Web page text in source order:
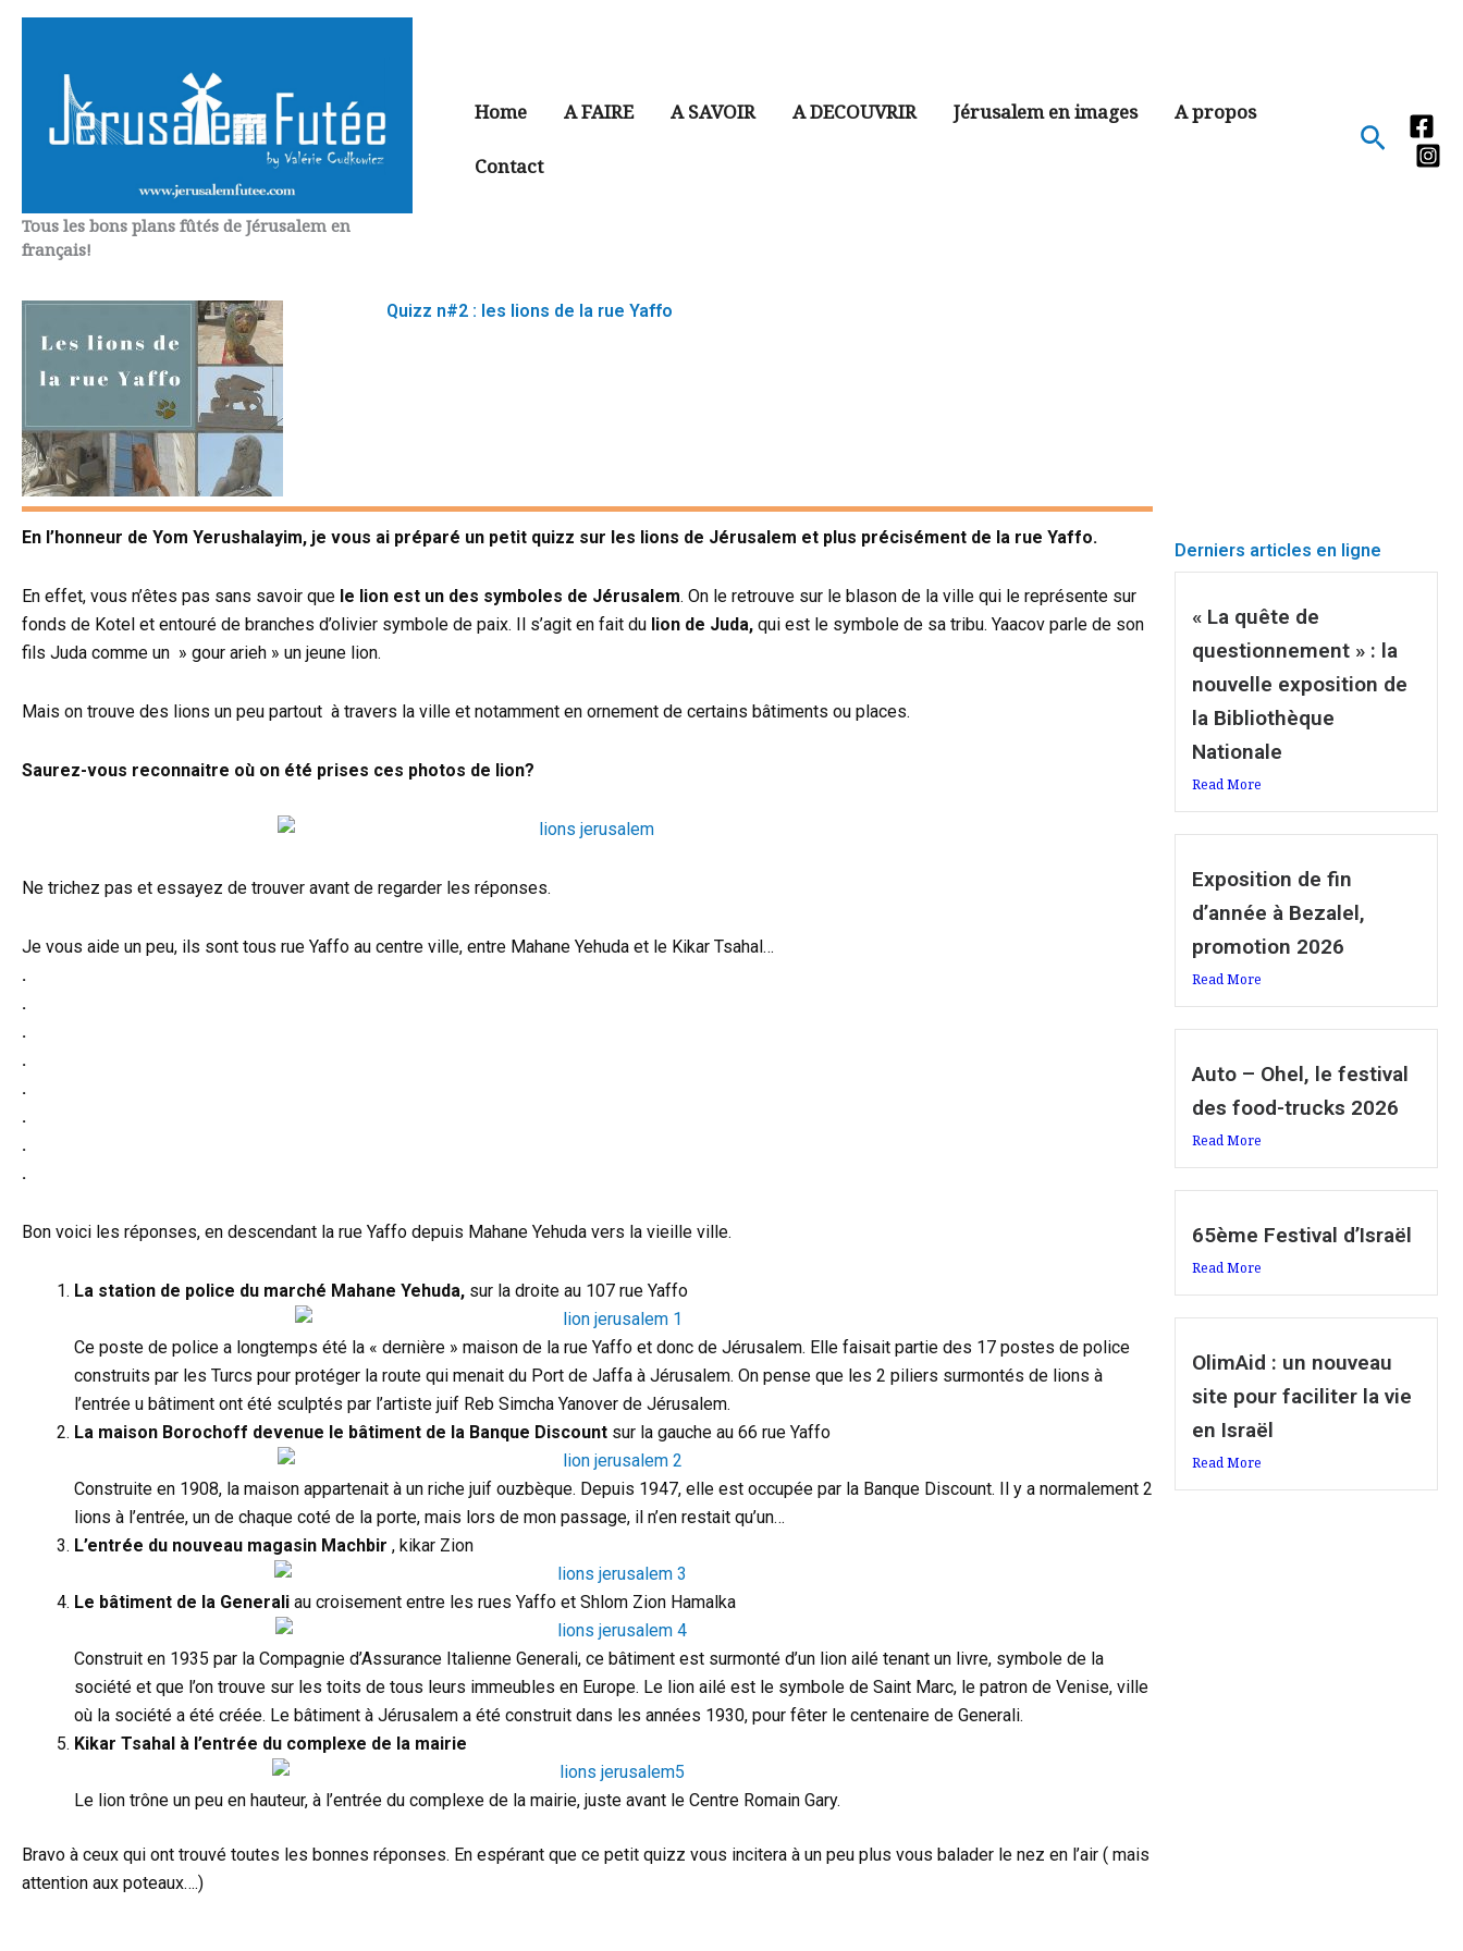
Aller
contenu
Tous les bons plans fûtés de Jérusalem en
français!
Home A FAIRE A SAVOIR A DECOUVRIR Jérusalem en images A propos
Contact
Quizz n#2 : les lions de la rue Yaffo
En l’honneur de Yom Yerushalayim, je vous ai préparé un petit quizz sur les lions de Jérusalem et plus précisément de la rue Yaffo.
En effet, vous n’êtes pas sans savoir que le lion est un des symboles de Jérusalem. On le retrouve sur le blason de la ville qui le représente sur
fonds de Kotel et entouré de branches d’olivier symbole de paix. Il s’agit en fait du lion de Juda, qui est le symbole de sa tribu. Yaacov parle de son
fils Juda comme un » gour arieh » un jeune lion.
Mais on trouve des lions un peu partout à travers la ville et notamment en ornement de certains bâtiments ou places.
Saurez-vous reconnaitre où on été prises ces photos de lion?
Ne trichez pas et essayez de trouver avant de regarder les réponses.
Je vous aide un peu, ils sont tous rue Yaffo au centre ville, entre Mahane Yehuda et le Kikar Tsahal…
.
.
.
.
.
.
.
.
Bon voici les réponses, en descendant la rue Yaffo depuis Mahane Yehuda vers la vieille ville.
La station de police du marché Mahane Yehuda, sur la droite au 107 rue Yaffo
Ce poste de police a longtemps été la « dernière » maison de la rue Yaffo et donc de Jérusalem. Elle faisait partie des 17 postes de police
construits par les Turcs pour protéger la route qui menait du Port de Jaffa à Jérusalem. On pense que les 2 piliers surmontés de lions à
l’entrée u bâtiment ont été sculptés par l’artiste juif Reb Simcha Yanover de Jérusalem.
La maison Borochoff devenue le bâtiment de la Banque Discount sur la gauche au 66 rue Yaffo
Construite en 1908, la maison appartenait à un riche juif ouzbèque. Depuis 1947, elle est occupée par la Banque Discount. Il y a normalement 2
lions à l’entrée, un de chaque coté de la porte, mais lors de mon passage, il n’en restait qu’un…
L’entrée du nouveau magasin Machbir , kikar Zion
Le bâtiment de la Generali au croisement entre les rues Yaffo et Shlom Zion Hamalka
Construit en 1935 par la Compagnie d’Assurance Italienne Generali, ce bâtiment est surmonté d’un lion ailé tenant un livre, symbole de la
société et que l’on trouve sur les toits de tous leurs immeubles en Europe. Le lion ailé est le symbole de Saint Marc, le patron de Venise, ville
où la société a été créée. Le bâtiment à Jérusalem a été construit dans les années 1930, pour fêter le centenaire de Generali.
Kikar Tsahal à l’entrée du complexe de la mairie
Le lion trône un peu en hauteur, à l’entrée du complexe de la mairie, juste avant le Centre Romain Gary.
Bravo à ceux qui ont trouvé toutes les bonnes réponses. En espérant que ce petit quizz vous incitera à un peu plus vous balader le nez en l’air ( mais
attention aux poteaux….)
Derniers articles en ligne
« La quête de
questionnement » : la
nouvelle exposition de
la Bibliothèque
Nationale
Read More
Exposition de fin
d’année à Bezalel,
promotion 2026
Read More
Auto – Ohel, le festival
des food-trucks 2026
Read More
65ème Festival d’Israël
Read More
OlimAid : un nouveau
site pour faciliter la vie
en Israël
Read More